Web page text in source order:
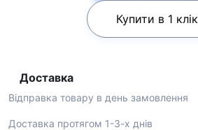
Купити в 1 клік
Доставка
Відправка товару в день замовлення
Доставка протягом 1-3-х днів